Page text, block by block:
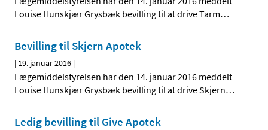
Louise Hunskjær Grysbæk bevilling til at drive Tarm…
Bevilling til Skjern Apotek
| 19. januar 2016 |
Lægemiddelstyrelsen har den 14. januar 2016 meddelt
Louise Hunskjær Grysbæk bevilling til at drive Skjern…
Ledig bevilling til Give Apotek